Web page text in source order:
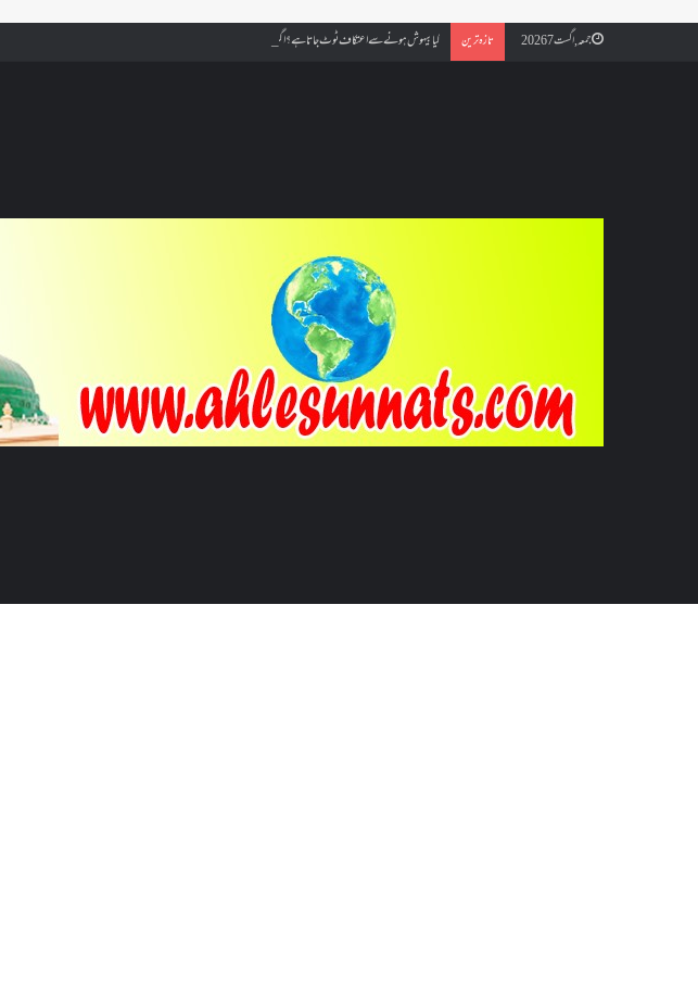
جمعہ, اگست 7 2026 تازہ ترین کیا بیہوش ہونے سے اعتکاف ٹوٹ جاتا ہے؟ اگر معتکف کو احتلام ہو جائے تو کیا اس کا اعتکاف ٹوٹ جائے گا؟فنائے مسجد کسے کہتے ہیں